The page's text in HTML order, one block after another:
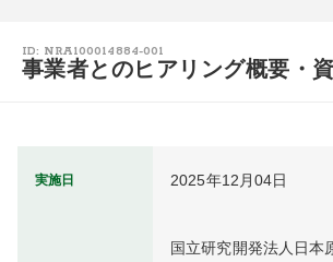
ID: NRA100014884-001
事業者とのヒアリング概要・
実施日 2025年12月04日
国立研究開発法人日本